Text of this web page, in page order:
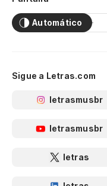
Automático
Sigue a Letras.com
letrasmusbr
letrasmusbr
letras